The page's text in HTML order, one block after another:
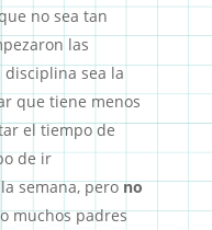
no sea tan
las
sea la
que tiene menos
el tiempo de
de ir
semana, perono
muchos padres